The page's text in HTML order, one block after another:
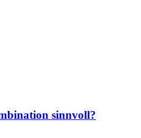
sinnvoll?